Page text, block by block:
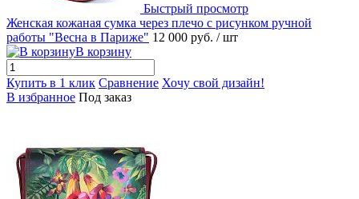
Быстрый просмотр
Женская кожаная сумка через плечо с рисунком ручной
работы "Весна в Париже" 12 000 руб. / шт
В корзину
Купить в 1 клик Сравнение Хочу свой дизайн!
В избранное Под заказ